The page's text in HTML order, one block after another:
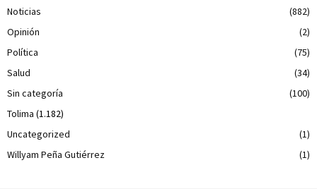
Noticias
(882)
Opinión
(2)
Política
(75)
Salud
(34)
Sin categoría
(100)
Tolima (1.182)
Uncategorized
(1)
Willyam Peña Gutiérrez
(1)